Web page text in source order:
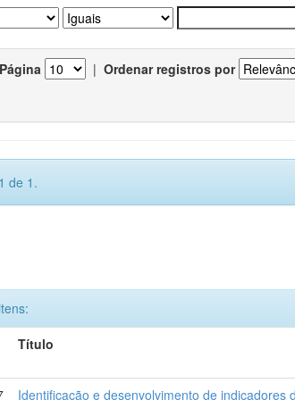
| Ordenar registros por
de 1.
Título
Identificação e desenvolvimento de indicadores